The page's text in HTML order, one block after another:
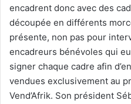
encadrent donc avec des
découpée en différents
présente, non pas pour
encadreurs bénévoles qui
signer chaque cadre afin
vendues exclusivement au
Vend’Afrik. Son président